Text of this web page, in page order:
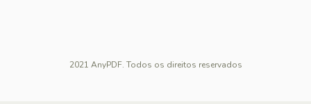
2021 AnyPDF. Todos os direitos reservados